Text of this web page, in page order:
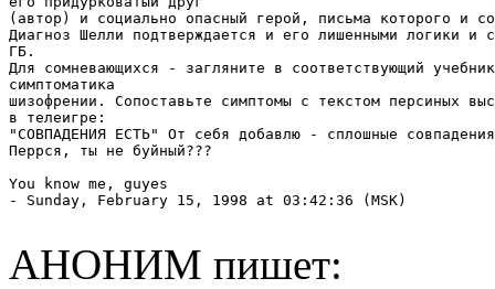
(автор) и социально опасный герой, письма которого и
Диагноз Шелли подтверждается и его лишенными логики и
ГБ.
Для сомневающихся - загляните в соответствующий
симптоматика
шизофрении. Сопоставьте симптомы с текстом персиных
в телеигре:
"СОВПАДЕНИЯ ЕСТЬ" От себя добавлю - сплошные
Перрся, ты не буйный???
You know me, guyes
- Sunday, February 15, 1998 at 03:42:36 (MSK)
АНОНИМ пишет: